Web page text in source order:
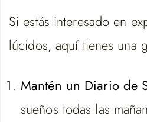
Si estás interesado en
lúcidos, aquí tienes una
Mantén un Diario de
sueños todas las